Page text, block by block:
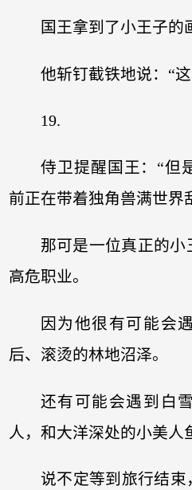
国王拿到了小王子的
他斩钉截铁地说：“
19.
侍卫提醒国王：“但
前正在带着独角兽满世界
那可是一位真正的
高危职业。
因为他很有可能会
后、滚烫的林地沼泽。
还有可能会遇到白
人，和大洋深处的小美人
说不定等到旅行结